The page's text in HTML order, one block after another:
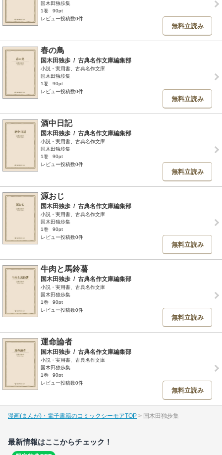
国木田独歩集
1巻
90pt
レビュー投稿数0件
無料立読み
春の鳥
国木田独歩 / 古典名作文庫編集部
小説・実用書、古典名作文庫
国木田独歩集
1巻
90pt
レビュー投稿数0件
無料立読み
酒中日記
国木田独歩 / 古典名作文庫編集部
小説・実用書、古典名作文庫
国木田独歩集
1巻
90pt
レビュー投稿数0件
無料立読み
源おじ
国木田独歩 / 古典名作文庫編集部
小説・実用書、古典名作文庫
国木田独歩集
1巻
90pt
レビュー投稿数0件
無料立読み
牛肉と馬鈴薯
国木田独歩 / 古典名作文庫編集部
小説・実用書、古典名作文庫
国木田独歩集
1巻
90pt
レビュー投稿数0件
無料立読み
運命論者
国木田独歩 / 古典名作文庫編集部
小説・実用書、古典名作文庫
国木田独歩集
1巻
90pt
レビュー投稿数0件
無料立読み
漫画(まんが)・電子書籍のコミックシーモアTOP 国木田独歩集
最新情報はここからチェック！